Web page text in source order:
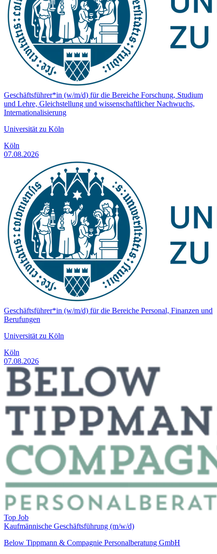
Geschäftsführer*in (w/m/d) für die Bereiche Forschung, Studium
und Lehre, Gleichstellung und wissenschaftlicher Nachwuchs,
Internationalisierung
Universität zu Köln
Köln
07.08.2026
Geschäftsführer*in (w/m/d) für die Bereiche Personal, Finanzen und
Berufungen
Universität zu Köln
Köln
07.08.2026
Top Job
Kaufmännische Geschäftsführung (m/w/d)
Below Tippmann & Compagnie Personalberatung GmbH